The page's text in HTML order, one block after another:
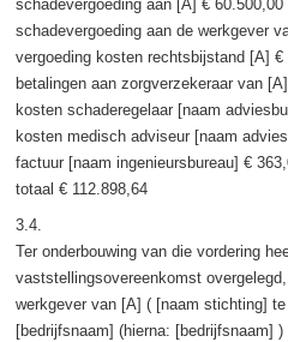
schadevergoeding aan [A] € 60.500,00
schadevergoeding aan de werkgever
vergoeding kosten rechtsbijstand [A] €
betalingen aan zorgverzekeraar van
kosten schaderegelaar [naam
kosten medisch adviseur [naam
factuur [naam ingenieursbureau] €
totaal € 112.898,64
3.4.
Ter onderbouwing van die vordering
vaststellingsovereenkomst
werkgever van [A] ( [naam stichting]
[bedrijfsnaam] (hierna: [bedrijfsnaam]